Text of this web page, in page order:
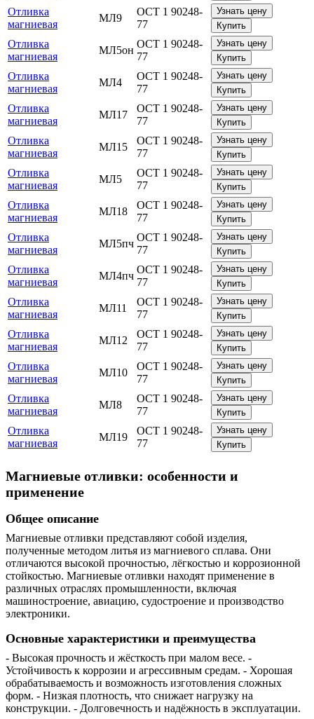
Отливка
магниевая
МЛ9
ОСТ 1 90248-
77
Узнать цену
Купить
Отливка
магниевая
МЛ5он
ОСТ 1 90248-
77
Узнать цену
Купить
Отливка
магниевая
МЛ4
ОСТ 1 90248-
77
Узнать цену
Купить
Отливка
магниевая
МЛ17
ОСТ 1 90248-
77
Узнать цену
Купить
Отливка
магниевая
МЛ15
ОСТ 1 90248-
77
Узнать цену
Купить
Отливка
магниевая
МЛ5
ОСТ 1 90248-
77
Узнать цену
Купить
Отливка
магниевая
МЛ18
ОСТ 1 90248-
77
Узнать цену
Купить
Отливка
магниевая
МЛ5пч
ОСТ 1 90248-
77
Узнать цену
Купить
Отливка
магниевая
МЛ4пч
ОСТ 1 90248-
77
Узнать цену
Купить
Отливка
магниевая
МЛ11
ОСТ 1 90248-
77
Узнать цену
Купить
Отливка
магниевая
МЛ12
ОСТ 1 90248-
77
Узнать цену
Купить
Отливка
магниевая
МЛ10
ОСТ 1 90248-
77
Узнать цену
Купить
Отливка
магниевая
МЛ8
ОСТ 1 90248-
77
Узнать цену
Купить
Отливка
магниевая
МЛ19
ОСТ 1 90248-
77
Узнать цену
Купить
Магниевые отливки: особенности и
применение
Общее описание
Магниевые отливки представляют собой изделия,
полученные методом литья из магниевого сплава. Они
отличаются высокой прочностью, лёгкостью и коррозионной
стойкостью. Магниевые отливки находят применение в
различных отраслях промышленности, включая
машиностроение, авиацию, судостроение и производство
электроники.
Основные характеристики и преимущества
- Высокая прочность и жёсткость при малом весе. -
Устойчивость к коррозии и агрессивным средам. - Хорошая
обрабатываемость и возможность изготовления сложных
форм. - Низкая плотность, что снижает нагрузку на
конструкции. - Долговечность и надёжность в эксплуатации.